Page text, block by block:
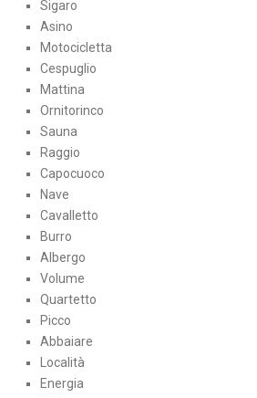
Sigaro
Asino
Motocicletta
Cespuglio
Mattina
Ornitorinco
Sauna
Raggio
Capocuoco
Nave
Cavalletto
Burro
Albergo
Volume
Quartetto
Picco
Abbaiare
Località
Energia